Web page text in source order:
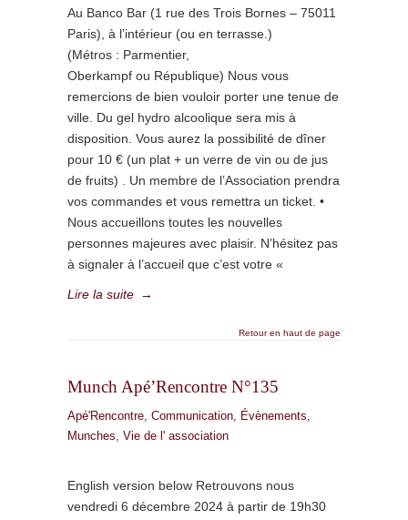
Au Banco Bar (1 rue des Trois Bornes – 75011
Paris), à l’intérieur (ou en terrasse.)
(Métros : Parmentier,
Oberkampf ou République) Nous vous
remercions de bien vouloir porter une tenue de
ville. Du gel hydro alcoolique sera mis à
disposition. Vous aurez la possibilité de dîner
pour 10 € (un plat + un verre de vin ou de jus
de fruits) . Un membre de l’Association prendra
vos commandes et vous remettra un ticket. •
Nous accueillons toutes les nouvelles
personnes majeures avec plaisir. N’hésitez pas
à signaler à l’accueil que c’est votre «
Lire la suite →
Retour en haut de page
Munch Apé’Rencontre N°135
Apé'Rencontre, Communication, Évènements,
Munches, Vie de l' association
English version below Retrouvons nous
vendredi 6 décembre 2024 à partir de 19h30